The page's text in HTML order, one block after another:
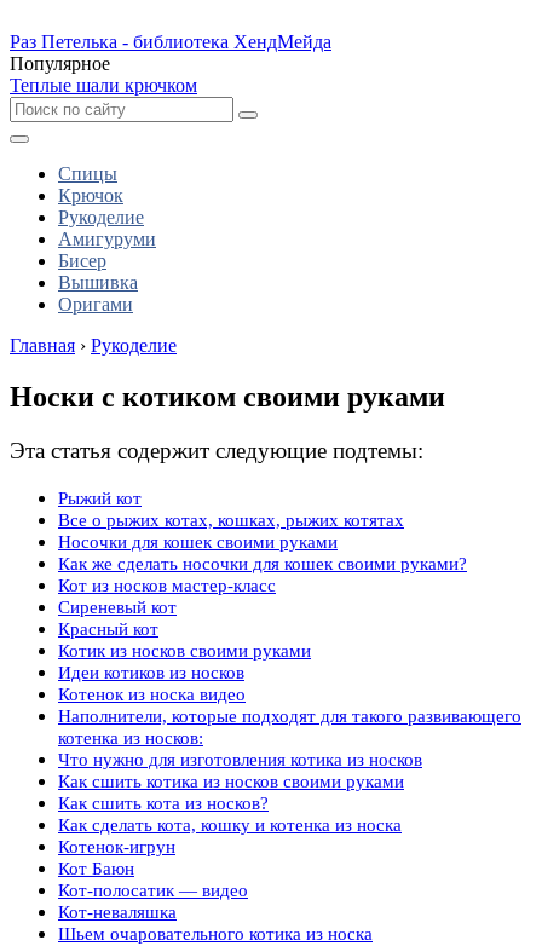
Раз Петелька - библиотека ХендМейда
Популярное
Теплые шали крючком
Спицы
Крючок
Рукоделие
Амигуруми
Бисер
Вышивка
Оригами
Главная › Рукоделие
Носки с котиком своими руками
Эта статья содержит следующие подтемы:
Рыжий кот
Все о рыжих котах, кошках, рыжих котятах
Носочки для кошек своими руками
Как же сделать носочки для кошек своими руками?
Кот из носков мастер-класс
Сиреневый кот
Красный кот
Котик из носков своими руками
Идеи котиков из носков
Котенок из носка видео
Наполнители, которые подходят для такого развивающего
котенка из носков:
Что нужно для изготовления котика из носков
Как сшить котика из носков своими руками
Как сшить кота из носков?
Как сделать кота, кошку и котенка из носка
Котенок-игрун
Кот Баюн
Кот-полосатик — видео
Кот-неваляшка
Шьем очаровательного котика из носка